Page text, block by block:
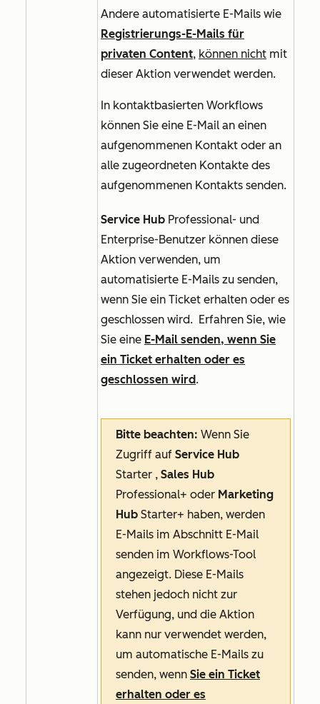
Andere automatisierte E-Mails wie
Registrierungs-E-Mails für
privaten Content, können nicht mit
dieser Aktion verwendet werden.
In kontaktbasierten Workflows
können Sie eine E-Mail an einen
aufgenommenen Kontakt oder an
alle zugeordneten Kontakte des
aufgenommenen Kontakts senden.
Service Hub Professional- und
Enterprise-Benutzer können diese
Aktion verwenden, um
automatisierte E-Mails zu senden,
wenn Sie ein Ticket erhalten oder es
geschlossen wird. Erfahren Sie, wie
Sie eine E-Mail senden, wenn Sie
ein Ticket erhalten oder es
geschlossen wird.
Bitte beachten: Wenn Sie
Zugriff auf Service Hub
Starter , Sales Hub
Professional+ oder Marketing
Hub Starter+ haben, werden
E-Mails im Abschnitt E-Mail
senden im Workflows-Tool
angezeigt. Diese E-Mails
stehen jedoch nicht zur
Verfügung, und die Aktion
kann nur verwendet werden,
um automatische E-Mails zu
senden, wenn Sie ein Ticket
erhalten oder es